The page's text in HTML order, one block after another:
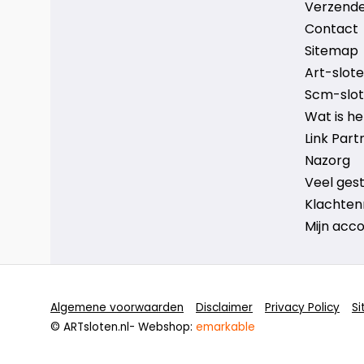
Contact
Sitemap
Art-
Scm-
Wat is
Link
Nazorg
Veel
Mijn
Algemene voorwaarden Disclaimer Privacy Policy
© ARTsloten.nl- Webshop: emarkable